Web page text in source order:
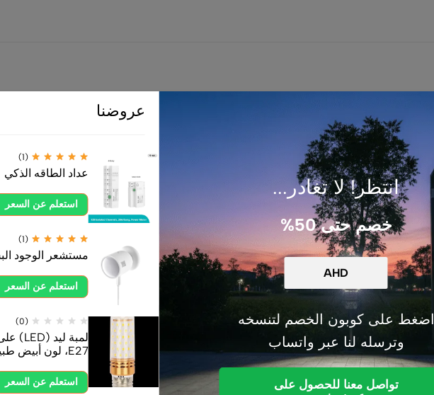
منتجات ذات صلة
انتظر! لا تغادر...
خصم حتى 50%
اضغط على كوبون الخصم لتنسخه
وترسله لنا عبر واتساب
تواصل معنا للحصول على
عروضنا
(1)
عداد الطاقه الذكي
استعلم عن السعر
(1)
مستشعر الوجود
استعلم عن السعر
(0)
E27، لون أبيض طبيعي
استعلم عن السعر